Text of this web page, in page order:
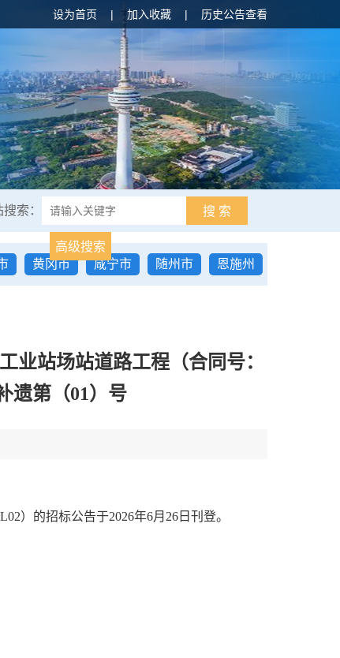
设为首页 | 加入收藏 | 历史公告查看
索： 搜 索
高级搜索
黄冈市 咸宁市 随州市
恩施州
业站场站道路工程（合同号：
遗第（01）号
） 的招标公告于2026年6月26 日刊登。